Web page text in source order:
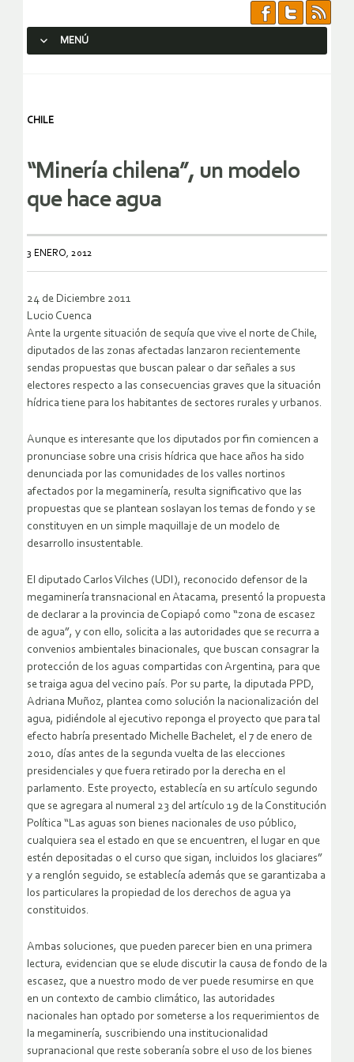
MENÚ
CHILE
“Minería chilena”, un modelo
que hace agua
3 ENERO, 2012
24 de Diciembre 2011
Lucio Cuenca
Ante la urgente situación de sequía que vive el norte de Chile,
diputados de las zonas afectadas lanzaron recientemente
sendas propuestas que buscan palear o dar señales a sus
electores respecto a las consecuencias graves que la situación
hídrica tiene para los habitantes de sectores rurales y urbanos.
Aunque es interesante que los diputados por fin comiencen a
pronunciase sobre una crisis hídrica que hace años ha sido
denunciada por las comunidades de los valles nortinos
afectados por la megaminería, resulta significativo que las
propuestas que se plantean soslayan los temas de fondo y se
constituyen en un simple maquillaje de un modelo de
desarrollo insustentable.
El diputado Carlos Vilches (UDI), reconocido defensor de la
megaminería transnacional en Atacama, presentó la propuesta
de declarar a la provincia de Copiapó como “zona de escasez
de agua”, y con ello, solicita a las autoridades que se recurra a
convenios ambientales binacionales, que buscan consagrar la
protección de los aguas compartidas con Argentina, para que
se traiga agua del vecino país. Por su parte, la diputada PPD,
Adriana Muñoz, plantea como solución la nacionalización del
agua, pidiéndole al ejecutivo reponga el proyecto que para tal
efecto habría presentado Michelle Bachelet, el 7 de enero de
2010, días antes de la segunda vuelta de las elecciones
presidenciales y que fuera retirado por la derecha en el
parlamento. Este proyecto, establecía en su artículo segundo
que se agregara al numeral 23 del artículo 19 de la Constitución
Política “Las aguas son bienes nacionales de uso público,
cualquiera sea el estado en que se encuentren, el lugar en que
estén depositadas o el curso que sigan, incluidos los glaciares”
y a renglón seguido, se establecía además que se garantizaba a
los particulares la propiedad de los derechos de agua ya
constituidos.
Ambas soluciones, que pueden parecer bien en una primera
lectura, evidencian que se elude discutir la causa de fondo de la
escasez, que a nuestro modo de ver puede resumirse en que
en un contexto de cambio climático, las autoridades
nacionales han optado por someterse a los requerimientos de
la megaminería, suscribiendo una institucionalidad
supranacional que reste soberanía sobre el uso de los bienes